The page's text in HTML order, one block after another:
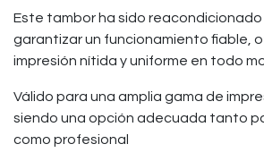
Este tambor ha sido
garantizar un funcionamiento fiable,
impresión nítida y uniforme en todo
Válido para una amplia gama de
siendo una opción adecuada tanto
como profesional